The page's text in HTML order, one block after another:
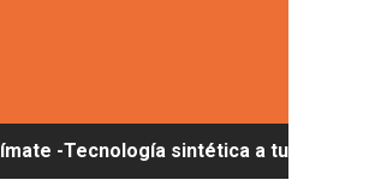
sintética a tu alcance